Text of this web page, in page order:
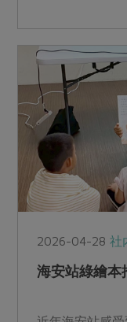
2026-04-28社
海安站綠繪